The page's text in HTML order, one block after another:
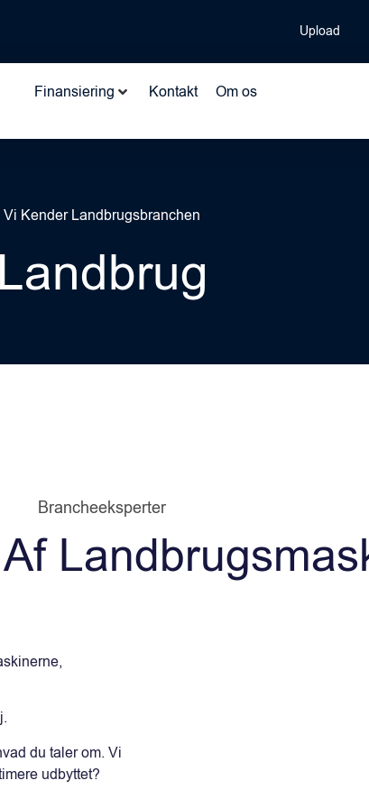
Upload
Finansiering Kontakt Om os
Vi Kender Landbrugsbranchen
Landbrug
Brancheeksperter
du taler om. Vi
udbyttet?